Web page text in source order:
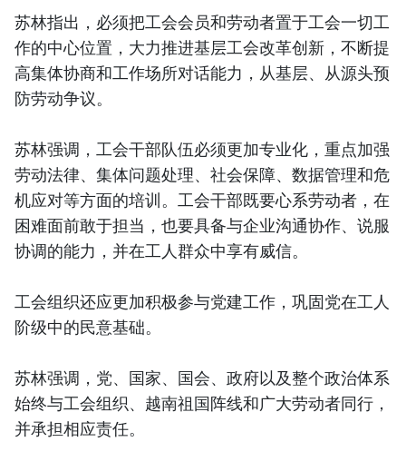
苏林指出，必须把工会会员和劳动者置于工会一切工
作的中心位置，大力推进基层工会改革创新，不断提
高集体协商和工作场所对话能力，从基层、从源头预
防劳动争议。
苏林强调，工会干部队伍必须更加专业化，重点加强
劳动法律、集体问题处理、社会保障、数据管理和危
机应对等方面的培训。工会干部既要心系劳动者，在
困难面前敢于担当，也要具备与企业沟通协作、说服
协调的能力，并在工人群众中享有威信。
工会组织还应更加积极参与党建工作，巩固党在工人
阶级中的民意基础。
苏林强调，党、国家、国会、政府以及整个政治体系
始终与工会组织、越南祖国阵线和广大劳动者同行，
并承担相应责任。